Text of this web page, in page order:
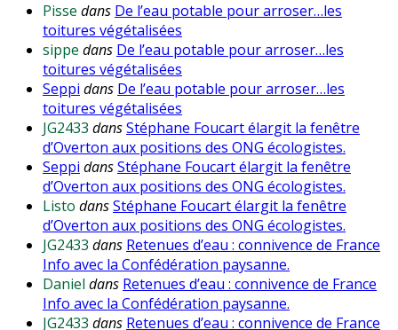
Pisse dans De l’eau potable pour arroser…les
toitures végétalisées
sippe dans De l’eau potable pour arroser…les
toitures végétalisées
Seppi dans De l’eau potable pour arroser…les
toitures végétalisées
JG2433 dansStéphane Foucart élargit la fenêtre
d’Overton aux positions des ONG écologistes.
Seppi dansStéphane Foucart élargit la fenêtre
d’Overton aux positions des ONG écologistes.
Listo dansStéphane Foucart élargit la fenêtre
d’Overton aux positions des ONG écologistes.
JG2433 dans Retenues d’eau : connivence de France
Info avec la Confédération paysanne.
Daniel dans Retenues d’eau : connivence de France
Info avec la Confédération paysanne.
JG2433 dans Retenues d’eau : connivence de France